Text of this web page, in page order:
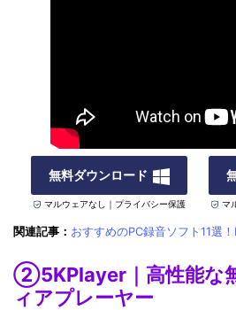
無料ダウンロード
マルウェアなし｜プライバシー保護 マ
関連記事： おすすめのPC録音ソフト11選
②5KPlayer｜高性能な
ィアプレーヤー